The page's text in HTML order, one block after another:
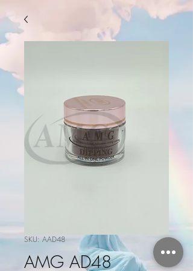
SKU: AAD48
AMG AD48